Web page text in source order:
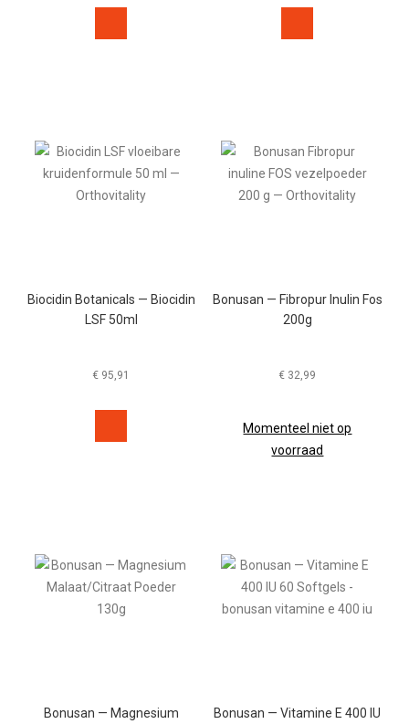
Biocidin Botanicals — Biocidin
LSF 50ml
€ 95,91
Bonusan — Fibropur Inulin Fos
200g
€ 32,99
Momenteel niet op
voorraad
Bonusan — Magnesium
Bonusan — Vitamine E 400 IU